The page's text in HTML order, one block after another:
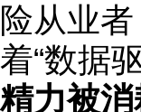
险从业
着“数据
精力被